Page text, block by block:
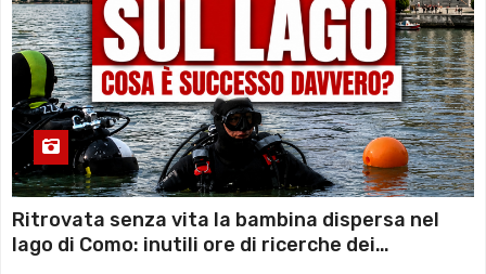
Ritrovata senza vita la bambina dispersa nel
lago di Como: inutili ore di ricerche dei